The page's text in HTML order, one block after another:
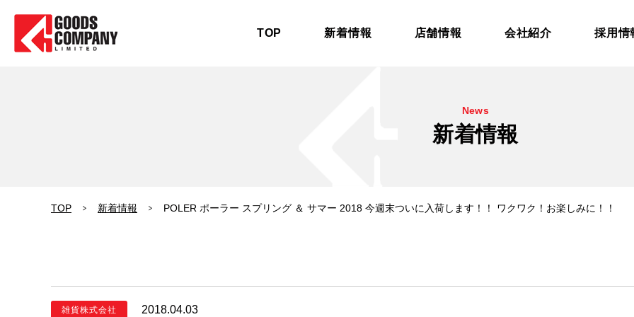
TOP 新着情報 店舗情報 会社紹介 採用情
News
新着情報
TOP 新着情報 POLER ポーラー スプリング ＆ サマー 2018 今週末ついに入荷します！！ ワクワク！お楽しみに！！
雑貨株式会社 2018.04.03